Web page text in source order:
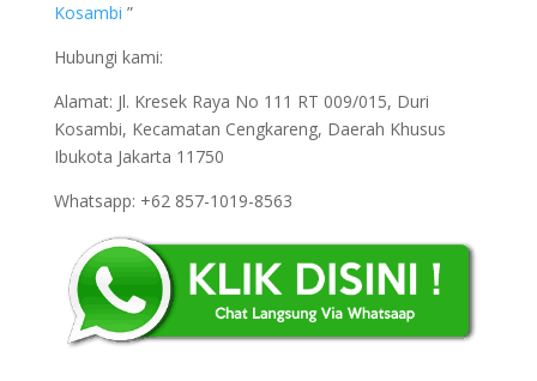
Kosambi ”
Hubungi kami:
Alamat: Jl. Kresek Raya No 111 RT 009/015, Duri
Kosambi, Kecamatan Cengkareng, Daerah Khusus
Ibukota Jakarta 11750
Whatsapp: +62 857-1019-8563